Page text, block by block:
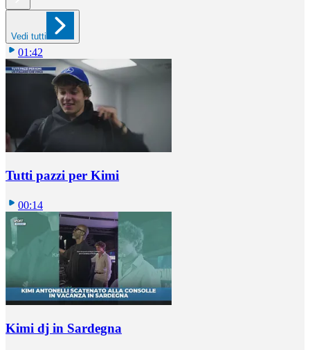
Vedi tutti
01:42
Tutti pazzi per Kimi
00:14
Kimi dj in Sardegna